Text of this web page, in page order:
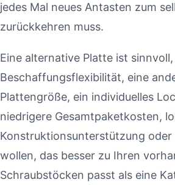
jedes Mal neues Antasten zum
zurückkehren muss.
Eine alternative Platte ist
Beschaffungsflexibilität, eine
Plattengröße, ein individuelles
niedrigere Gesamtpaketkosten,
Konstruktionsunterstützung oder
wollen, das besser zu Ihren
Schraubstöcken passt als eine